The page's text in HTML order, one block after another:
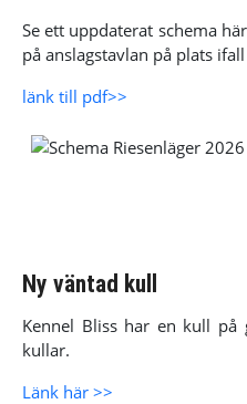
Se ett uppdaterat schema
på anslagstavlan på plats
länk till pdf>>
Ny väntad kull
Kennel Bliss har en kull på
kullar.
Länk här >>